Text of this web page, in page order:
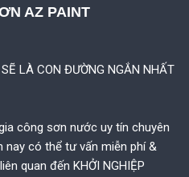
AZ PAINT
LÀ CON ĐƯỜNG NGẮN NHẤT
công sơn nước uy tín chuyên
nay có thể tư vấn miễn phí &
quan đến KHỞI NGHIỆP